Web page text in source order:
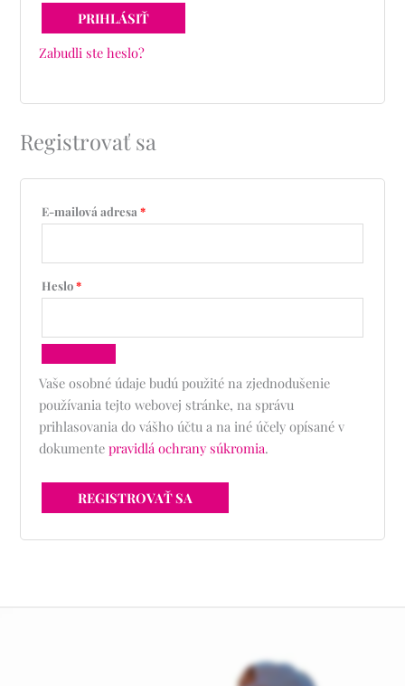
PRIHLÁSIŤ
Zabudli ste heslo?
Registrovať sa
E-mailová adresa*
Heslo*
Vaše osobné údaje budú použité na zjednodušenie
používania tejto webovej stránke, na správu
prihlasovania do vášho účtu a na iné účely opísané v
dokumentepravidlá ochrany súkromia.
REGISTROVAŤ SA